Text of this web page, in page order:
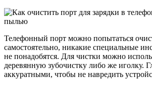
Телефонный порт можно попытаться
самостоятельно, никакие специальные
не понадобятся. Для чистки можно
деревянную зубочистку либо же иголку.
аккуратными, чтобы не навредить